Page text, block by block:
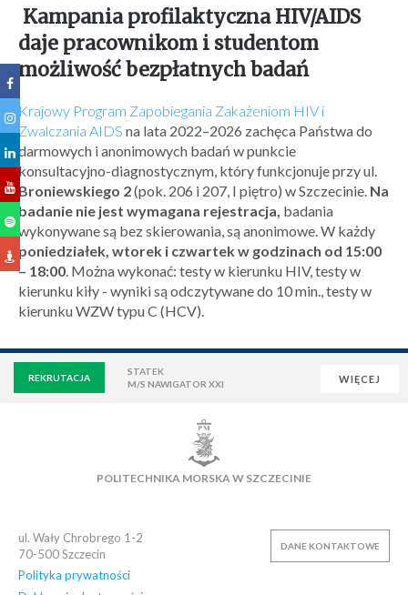
Kampania profilaktyczna HIV/AIDS
daje pracownikom i studentom
możliwość bezpłatnych badań
Krajowy Program Zapobiegania Zakażeniom HIV i
Zwalczania AIDS na lata 2022–2026 zachęca Państwa do
darmowych i anonimowych badań w punkcie
konsultacyjno-diagnostycznym, który funkcjonuje przy ul.
Broniewskiego 2(pok. 206 i 207, I piętro) w Szczecinie. Na
badanie nie jest wymagana rejestracja, badania
wykonywane są bez skierowania, są anonimowe. W każdy
poniedziałek, wtorek i czwartek w godzinach od 15:00
– 18:00. Można wykonać: testy w kierunku HIV, testy w
kierunku kiły - wyniki są odczytywane do 10 min., testy w
kierunku WZW typu C (HCV).
WIĘCEJ
REKRUTACJA
STATEK
M/S NAWIGATOR XXI
NAUKOWA BAZA DANYCH
OSIEDLE AKADEMICKIE PŁYWALNIA KLUB AZS
POLITECHNIKA MORSKA W SZCZECINIE
ul. Wały Chrobrego 1-2
70-500Szczecin
Polityka prywatności
DANE KONTAKTOWE